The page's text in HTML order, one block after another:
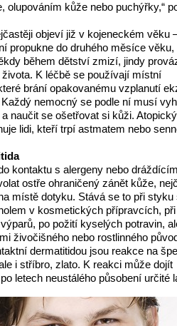
olupováním kůže nebo puchýřky,“
objeví již v kojeneckém věku
propukne do druhého měsíce věku,
během dětství zmizí, jindy
K léčbě se používají místní
brání opakovanému vzplanutí
nemocný se podle ní musí
naučit se ošetřovat si kůži. Atopický
lidi, kteří trpí astmatem nebo
kontaktu s alergeny nebo
ostře ohraničený zánět kůže,
místě dotyku. Stává se to při styku
v kosmetických přípravcích, při
po požití kyselých potravin,
živočišného nebo rostlinného
dermatitidou jsou reakce na
i stříbro, zlato. K reakci může dojít
letech neustálého působení určité